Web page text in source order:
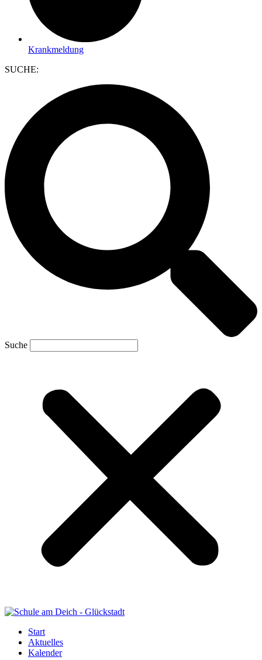
Krankmeldung
SUCHE:
Suche
Start
Aktuelles
Kalender